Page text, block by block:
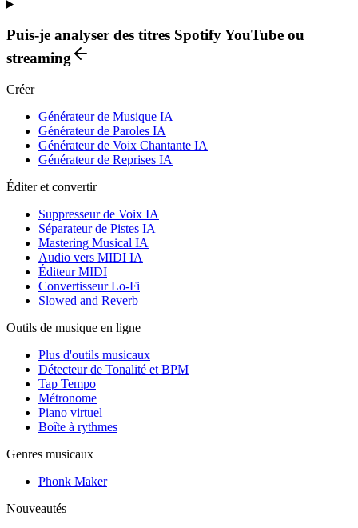
Puis-je analyser des titres Spotify YouTube ou
streaming
Créer
Générateur de Musique IA
Générateur de Paroles IA
Générateur de Voix Chantante IA
Générateur de Reprises IA
Éditer et convertir
Suppresseur de Voix IA
Séparateur de Pistes IA
Mastering Musical IA
Audio vers MIDI IA
Éditeur MIDI
Convertisseur Lo-Fi
Slowed and Reverb
Outils de musique en ligne
Plus d'outils musicaux
Détecteur de Tonalité et BPM
Tap Tempo
Métronome
Piano virtuel
Boîte à rythmes
Genres musicaux
Phonk Maker
Nouveautés